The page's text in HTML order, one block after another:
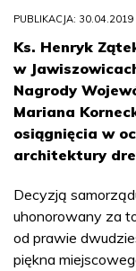
PUBLIKACJA: 30.04.2019
Ks. Henryk
w
Nagrody
Mariana
osiągnięcia w
architektury
Decyzją
uhonorowany za
od prawie
piękna